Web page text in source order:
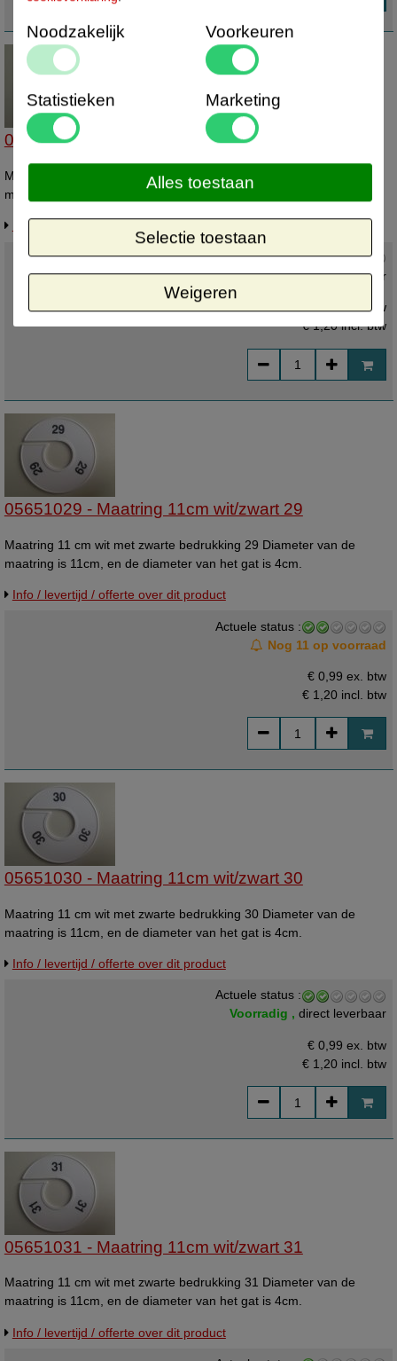
05651028 - Maatring 11cm wit/zwart 28
Maatring 11 cm wit met zwarte bedrukking 28 Diameter van de
maatring is 11cm, en de diameter van het gat is 4cm.
Info / levertijd / offerte over dit product
Actuele status :
Voorradig ,direct leverbaar
€ 0,99 ex. btw
€ 1,20incl. btw
05651029 - Maatring 11cm wit/zwart 29
Maatring 11 cm wit met zwarte bedrukking 29 Diameter van de
maatring is 11cm, en de diameter van het gat is 4cm.
Info / levertijd / offerte over dit product
Actuele status :
Nog 11 op voorraad
€ 0,99 ex. btw
€ 1,20 incl. btw
05651030 - Maatring 11cm wit/zwart 30
Maatring 11 cm wit met zwarte bedrukking 30 Diameter van de
maatring is 11cm, en de diameter van het gat is 4cm.
Info / levertijd / offerte over dit product
Actuele status :
Voorradig ,direct leverbaar
€ 0,99 ex. btw
€ 1,20 incl. btw
05651031 - Maatring 11cm wit/zwart 31
Maatring 11 cm wit met zwarte bedrukking 31 Diameter van de
maatring is 11cm, en de diameter van het gat is 4cm.
Info / levertijd / offerte over dit product
Noodzakelijk Voorkeuren
Statistieken Marketing
Weigeren
Selectie toestaan
Alles toestaan